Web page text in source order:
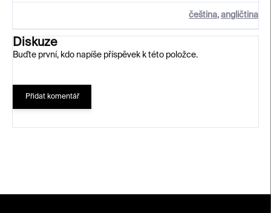
čeština, angličtina
Diskuze
Buďte první, kdo napíše příspěvek k této položce.
Přidat komentář